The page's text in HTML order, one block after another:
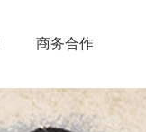
商务合作